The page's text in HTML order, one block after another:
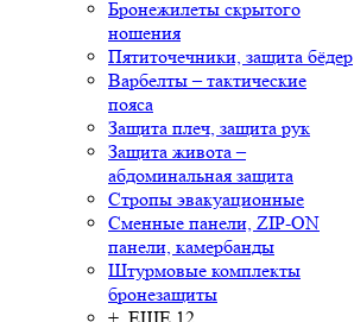
Бронежилеты скрытого
ношения
Пятиточечники, защита бёдер
Варбелты – тактические
пояса
Защита плеч, защита рук
Защита живота –
абдоминальная защита
Стропы эвакуационные
Сменные панели, ZIP-ON
панели, камербанды
Штурмовые комплекты
бронезащиты